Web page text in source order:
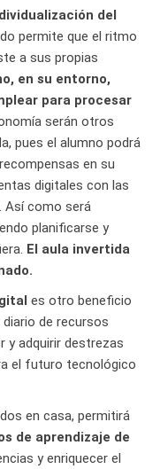
del
permite que el ritmo
a sus propias
en su entorno,
para procesar
serán otros
pues el alumno podrá
en su
digitales con las
Así como será
planificarse y
El aula invertida
es otro beneficio
de recursos
y adquirir destrezas
el futuro tecnológico
en casa, permitirá
de aprendizaje de
y enriquecer el